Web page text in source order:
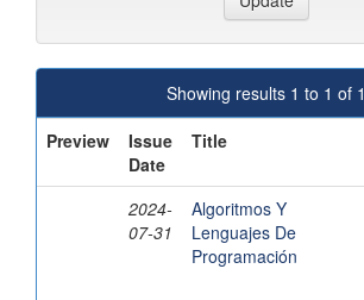
Showing results 1 to 1 of 1
Preview
Issue
Date
Title
2024-
07-31
Algoritmos Y
Lenguajes De
Programación